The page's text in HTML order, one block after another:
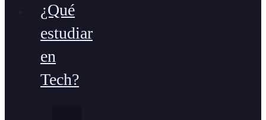
¿Qué
estudiar
en
Tech?